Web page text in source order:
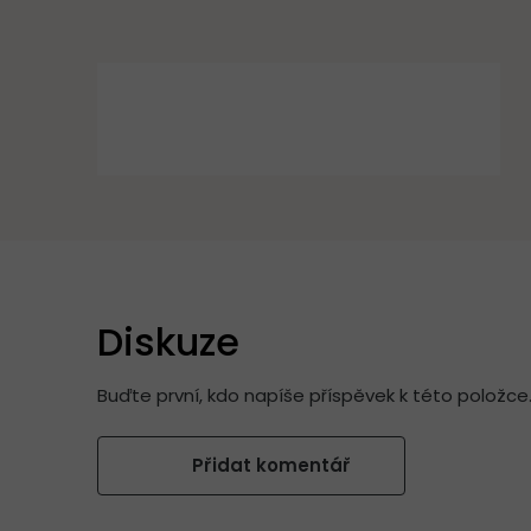
Diskuze
Buďte první, kdo napíše příspěvek k této položce.
Přidat komentář